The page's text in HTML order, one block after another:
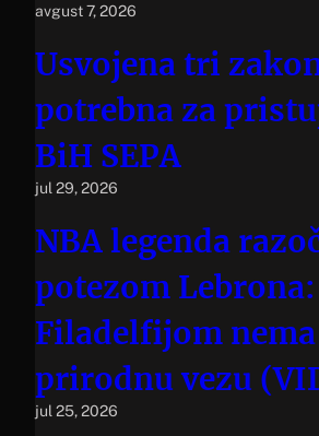
avgust 7, 2026
Usvojena tri
potrebna za
BiH SEPA
jul 29, 2026
NBA legenda
potezom Lebrona:
Filadelfijom
prirodnu vezu
jul 25, 2026